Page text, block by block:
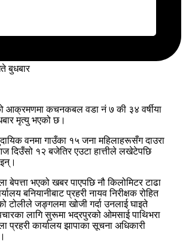
बुधबार
आक्रमणमा कचनकबल वडा नं ७ की ३४ वर्षीया
मृत्यु भएको छ।
वनमा गाउँका १५ जना महिलाहरूसँग दाउरा
दिउँसो १२ बजेतिर एउटा हात्तीले लखेटेपछि
बेपत्ता भएको खबर पाएपछि नौ किलोमिटर टाढा
बनियानीबाट प्रहरी नायव निरीक्षक रोहित
टोलीले जङ्गलमा खोजी गर्दा उनलाई घाइते
लागि सुरूमा भद्रपुरको ओमसाई पाथिभरा
प्रहरी कार्यालय झापाका सूचना अधिकारी